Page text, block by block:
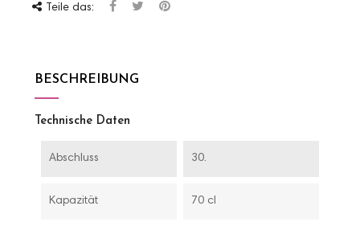
Teile das:
BESCHREIBUNG
Technische Daten
Abschluss 30.
Kapazität 70 cl